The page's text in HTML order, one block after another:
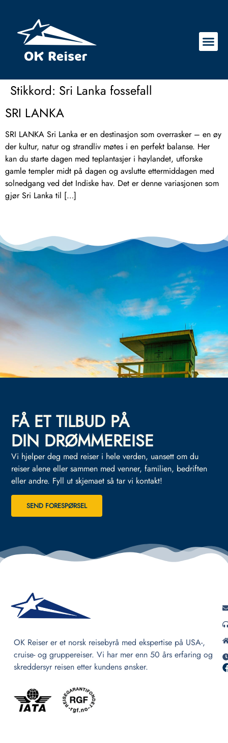
Stikkord: Sri Lanka fossefall
SRI LANKA
SRI LANKA Sri Lanka er en destinasjon som overrasker – en øy
der kultur, natur og strandliv møtes i en perfekt balanse. Her
kan du starte dagen med teplantasjer i høylandet, utforske
gamle templer midt på dagen og avslutte ettermiddagen med
solnedgang ved det Indiske hav. Det er denne variasjonen som
gjør Sri Lanka til […]
FÅ ET TILBUD PÅ
DIN DRØMMEREISE
Vi hjelper deg med reiser i hele verden, uansett om du
reiser alene eller sammen med venner, familien, bedriften
eller andre. Fyll ut skjemaet så tar vi kontakt!
SEND FORESPØRSEL
OK Reiser er et norsk reisebyrå med ekspertise på USA-,
cruise- og gruppereiser. Vi har mer enn 50 års erfaring og
skreddersyr reisen etter kundens ønsker.